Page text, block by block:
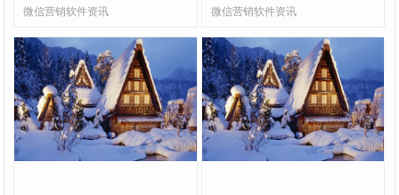
微信营销软件资讯 微信营销软件资讯